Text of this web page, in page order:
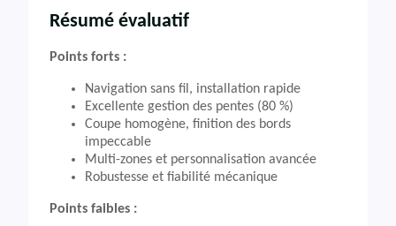
Résumé évaluatif
Points forts :
Navigation sans fil, installation rapide
Excellente gestion des pentes (80 %)
Coupe homogène, finition des bords
impeccable
Multi-zones et personnalisation avancée
Robustesse et fiabilité mécanique
Points faibles :